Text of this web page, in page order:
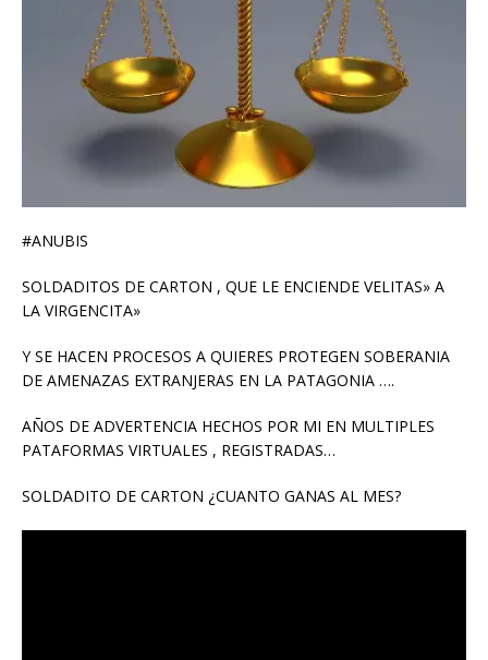
#ANUBIS
SOLDADITOS DE CARTON , QUE LE ENCIENDE VELITAS» A
LA VIRGENCITA»
Y SE HACEN PROCESOS A QUIERES PROTEGEN SOBERANIA
DE AMENAZAS EXTRANJERAS EN LA PATAGONIA ….
AÑOS DE ADVERTENCIA HECHOS POR MI EN MULTIPLES
PATAFORMAS VIRTUALES , REGISTRADAS…
SOLDADITO DE CARTON ¿CUANTO GANAS AL MES?